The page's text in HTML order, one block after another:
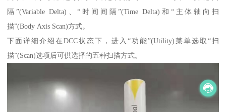
隔”(Variable Delta)、“时间间隔”(Time Delta)和“主体轴向扫
描”(Body Axis Scan)方式。
下面详细介绍在DCC状态下，进入“功能”(Utility)菜单选取“扫
描”(Scan)选项后可供选择的五种扫描方式。